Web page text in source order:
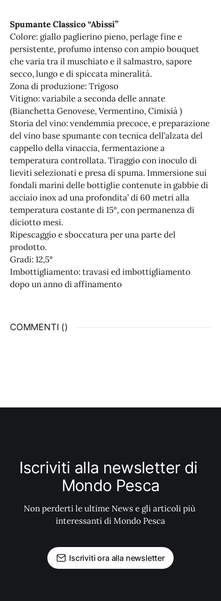
Spumante Classico “Abissi”
Colore: giallo paglierino pieno, perlage fine e
persistente, profumo intenso con ampio bouquet
che varia tra il muschiato e il salmastro, sapore
secco, lungo e di spiccata mineralità.
Zona di produzione: Trigoso
Vitigno: variabile a seconda delle annate
(Bianchetta Genovese, Vermentino, Cimixià )
Storia del vino: vendemmia precoce, e preparazione
del vino base spumante con tecnica dell’alzata del
cappello della vinaccia, fermentazione a
temperatura controllata. Tiraggio con inoculo di
lieviti selezionati e presa di spuma. Immersione sui
fondali marini delle bottiglie contenute in gabbie di
acciaio inox ad una profondita’ di 60 metri alla
temperatura costante di 15°, con permanenza di
diciotto mesi.
Ripescaggio e sboccatura per una parte del
prodotto.
Gradi: 12,5°
Imbottigliamento: travasi ed imbottigliamento
dopo un anno di affinamento
COMMENTI ()
Iscriviti alla newsletter di
Mondo Pesca
Non perderti le ultime News e gli articoli più
interessanti di Mondo Pesca
Iscriviti ora alla newsletter